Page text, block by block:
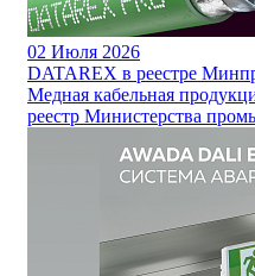
02 Июля 2026
DATAREX в реестре
Медная кабельная
реестр Министерства